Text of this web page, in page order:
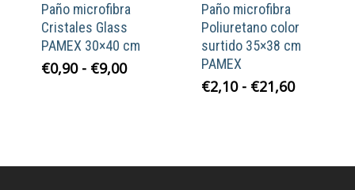
Paño microfibra
Cristales Glass
PAMEX 30×40 cm
€0,90 - €9,00Rango
€9,00
Paño microfibra
Poliuretano color
surtido 35×38 cm
PAMEX
€2,10 - €21,60Rango
hasta